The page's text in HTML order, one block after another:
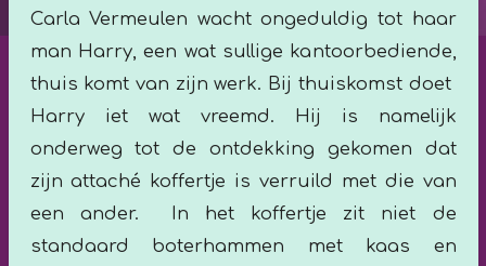
Carla Vermeulen wacht ongeduldig tot haar
man Harry, een wat sullige kantoorbediende,
thuis komt van zijn werk. Bij thuiskomst doet
Harry iet wat vreemd. Hij is namelijk
onderweg tot de ontdekking gekomen dat
zijn attaché koffertje is verruild met die van
een ander. In het koffertje zit niet de
standaard boterhammen met kaas en